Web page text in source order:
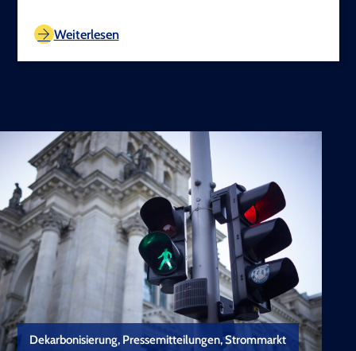
Weiterlesen
Dekarbonisierung, Pressemitteilungen, Strommarkt